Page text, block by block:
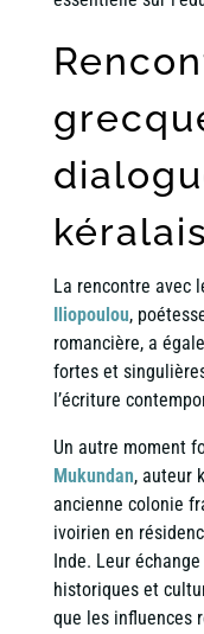
kéralais
La rencontre avec
Iliopoulou,
romancière, a
fortes et
l’écriture
Un autre moment
Mukundan, auteur
ancienne colonie
ivoirien en
Inde. Leur
historiques et
que les influences